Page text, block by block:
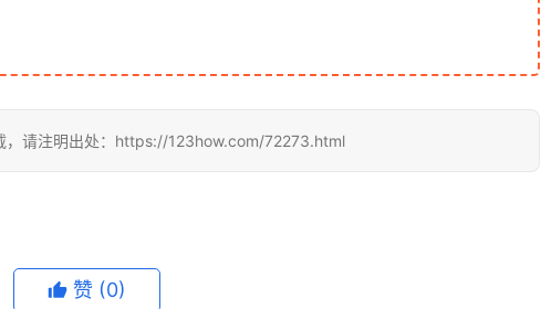
，请注明出处：https://123how.com/72273.html
赞 (0)